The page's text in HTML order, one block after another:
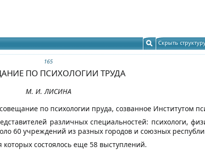
Скрыть
165
ПО ПСИХОЛОГИИ ТРУДА
М. И. ЛИСИНА
по психологии пруда, созванное Институтом
различных специальностей: психологи,
60 учреждений из разных городов и союзных
состоялось еще 58 выступлений.